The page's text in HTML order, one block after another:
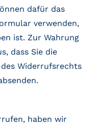
dafür das
verwenden,
ist. Zur Wahrung
dass Sie die
Widerrufsrechts
haben wir